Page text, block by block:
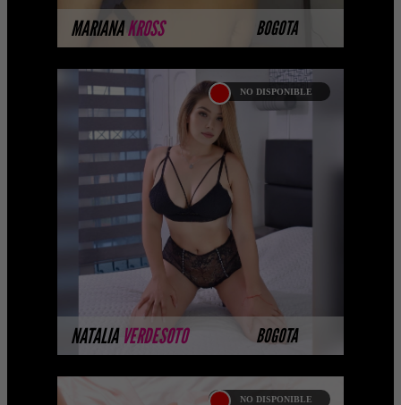
MARIANAKROSS BOGOTA
MÁS INFORMACIÓN
NATALIA VERDESOTO BOGOTA
NO DISPONIBLE
NATALIA VERDESOTO
Hola hermoso, mi nombre es Natalia,
soy una escort en Bogotá con cara de
muñeca y ojos color miel que quiere ser
tu juguete sexual ...
MÁS INFORMACIÓN
NO DISPONIBLE